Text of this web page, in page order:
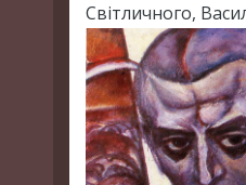
Світличного,